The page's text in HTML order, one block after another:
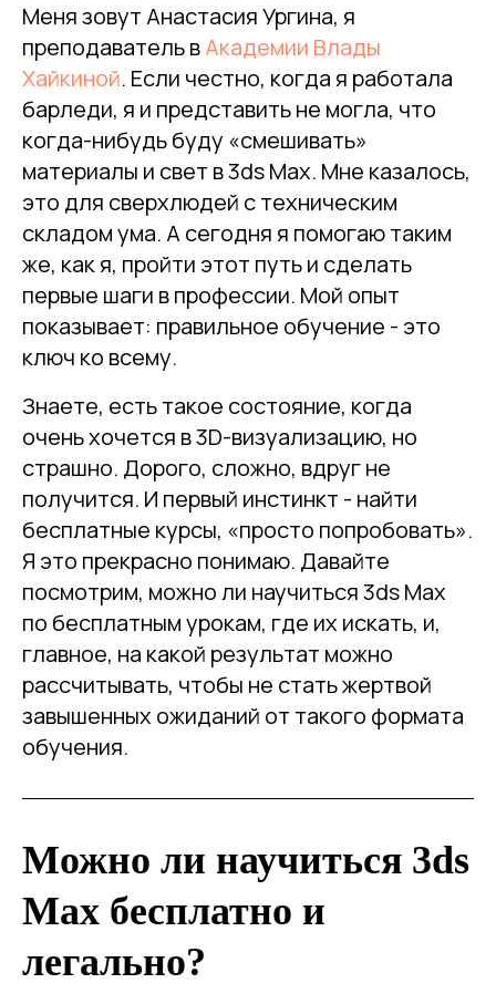
Меня зовут Анастасия Ургина, я
преподаватель вАкадемии Влады
Хайкиной. Если честно, когда я работала
барледи, я и представить не могла, что
когда-нибудь буду «смешивать»
материалы и свет в 3ds Max. Мне казалось,
это для сверхлюдей с техническим
складом ума. А сегодня я помогаю таким
же, как я, пройти этот путь и сделать
первые шаги в профессии. Мой опыт
показывает: правильное обучение - это
ключ ко всему.
Знаете, есть такое состояние, когда
очень хочется в 3D-визуализацию, но
страшно. Дорого, сложно, вдруг не
получится. И первый инстинкт - найти
бесплатные курсы, «просто попробовать».
Я это прекрасно понимаю. Давайте
посмотрим, можно ли научиться 3ds Max
по бесплатным урокам, где их искать, и,
главное, на какой результат можно
рассчитывать, чтобы не стать жертвой
завышенных ожиданий от такого формата
обучения.
Можно ли научиться 3ds
Max бесплатно и
легально?